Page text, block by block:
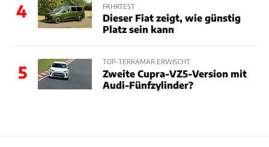
4
FAHRTEST
Dieser Fiat zeigt, wie günstig
Platz sein kann
5
TOP-TERRAMAR ERWISCHT
Zweite Cupra-VZ5-Version mit
Audi-Fünfzylinder?